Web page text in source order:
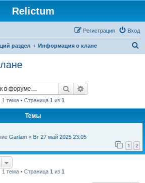
Relictum
Вход
Регистрация
раздел Информация о клане
Поиск
1 тема • Страница 1 из 1
Темы
Garlam « Вт 27 май 2025 23:05
1 2
1 тема • Страница 1 из 1